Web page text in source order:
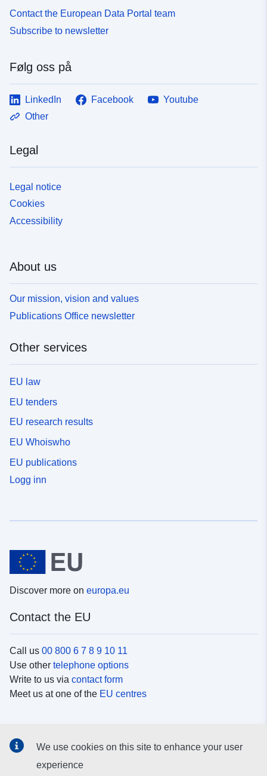
Contact the European Data Portal team
Subscribe to newsletter
Følg oss på
LinkedIn Facebook
Youtube
Other
Legal
Legal notice
Cookies
Accessibility
About us
Our mission, vision and values
Publications Office newsletter
Other services
EU law
EU tenders
EU research results
EU Whoiswho
EU publications
Logg inn
Discover more on europa.eu
Contact the EU
Call us 00 800 6 7 8 9 10 11
Use other telephone options
Write to us via contact form
Meet us at one of the EU centres
Search for EUsocial media channels
We use cookies on this site to enhance your user
experience